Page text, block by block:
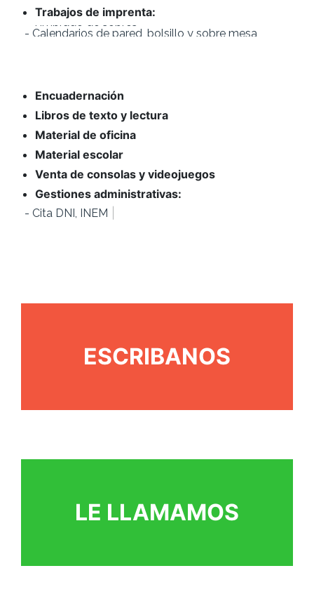
Trabajos de imprenta:
- Calendarios de pared, bolsillo y sobre mesa
- Carpetas corporativas
- Recordatorios de comunión
- Cartas para bares y comercios de comida
- Tarjetas de visita
- Etiquetas precios
- Entradas eventos
- Tickets consumición
- Papeletas sorteos
Encuadernación
Libros de texto y lectura
Material de oficina
Material escolar
Venta de consolas y videojuegos
Gestiones administrativas:
- Cita DNI, INEM,
ESCRIBANOS
LE LLAMAMOS